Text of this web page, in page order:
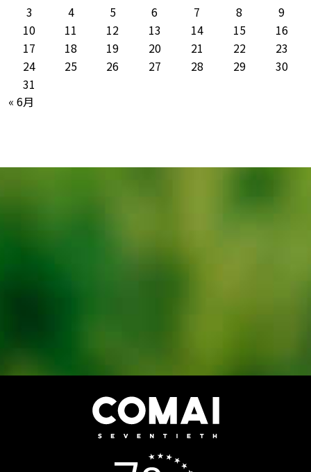
3
4 5 6 7 8
9
10
11 12 13 14 15
16
17
18 19 20 21 22
23
24
25 26 27 28 29
30
31
« 6月